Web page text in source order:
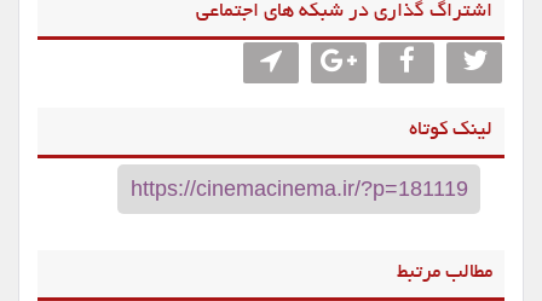
اشتراگ گذاری در شبکه های اجتماعی
لینک کوتاه
مطالب مرتبط